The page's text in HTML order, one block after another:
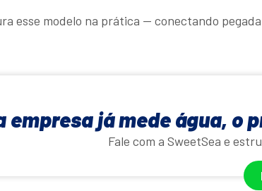
esse modelo na prática — conectando
empresa já mede água, o
Fale com a SweetSea e